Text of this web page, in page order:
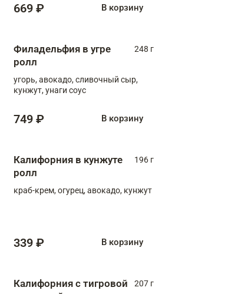
669 ₽ В корзину
Филадельфия в угре
ролл
248 г
угорь, авокадо, сливочный сыр,
кунжут, унаги соус
749 ₽ В корзину
Калифорния в кунжуте
ролл
196 г
краб-крем, огурец, авокадо, кунжут
339 ₽ В корзину
Калифорния с тигровой
207 г